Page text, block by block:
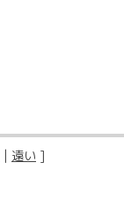
| 遠い ]